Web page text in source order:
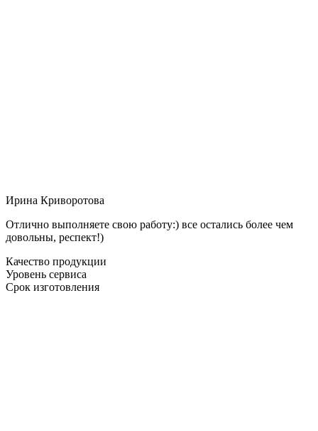
Ирина Криворотова
Отлично выполняете свою работу:) все остались более чем
довольны, респект!)
Качество продукции
Уровень сервиса
Срок изготовления